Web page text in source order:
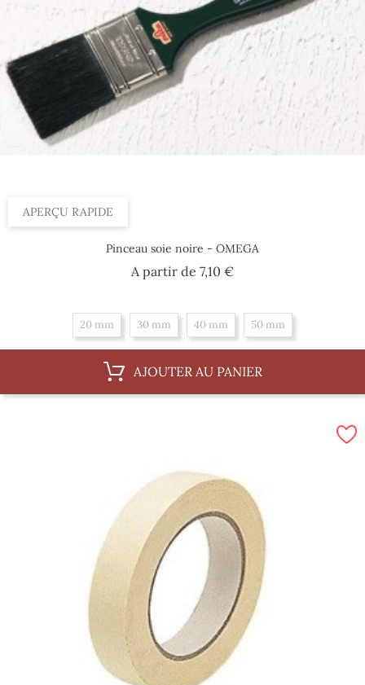
APERÇU RAPIDE
Pinceau soie noire - OMEGA
A partir de 7,10 €Prix
20 mm 30 mm 40 mm 50 mm
AJOUTER AU PANIER